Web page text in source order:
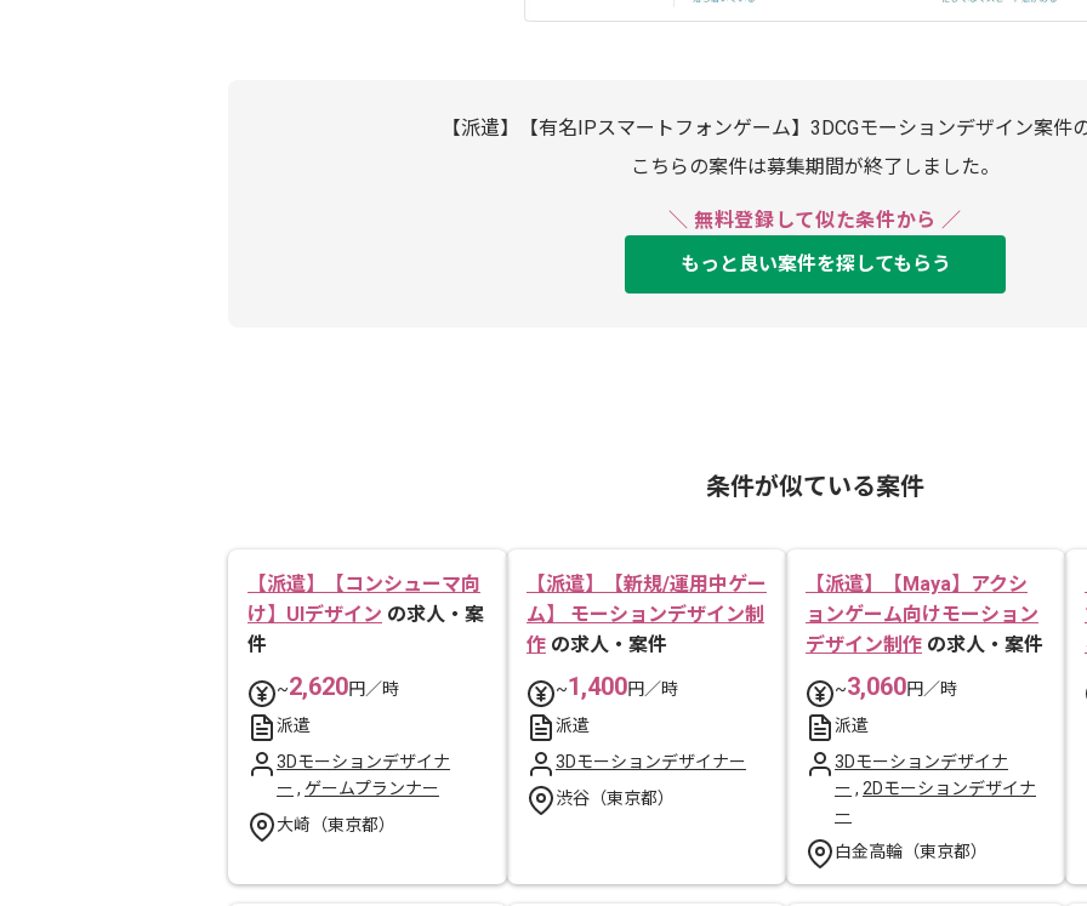
【派遣】【有名IPスマートフォンゲーム】3DCGモーションデザイン案件
こちらの案件は募集期間が終了しました。
＼ 無料登録して似た条件から ／
もっと良い案件を探してもらう
条件が似ている案件
【派遣】【コンシューマ向
け】UIデザイン の求人・案
件
~2,620円／時
派遣
3Dモーションデザイナ
ー , ゲームプランナー
大崎（東京都）
【派遣】【新規/運用中ゲー
ム】 モーションデザイン制
作 の求人・案件
~1,400円／時
派遣
3Dモーションデザイナー
渋谷（東京都）
【派遣】【Maya】アクシ
ョンゲーム向けモーション
デザイン制作 の求人・案件
~3,060円／時
派遣
3Dモーションデザイナ
ー , 2Dモーションデザイナ
ー
白金高輪（東京都）